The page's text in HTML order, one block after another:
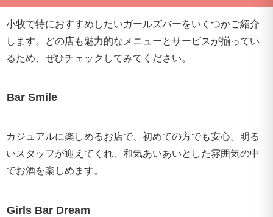
小牧で特におすすめしたいガールズバーをいくつかご紹介
します。どの店も魅力的なメニューとサービスが揃ってい
るため、ぜひチェックしてみてください。
Bar Smile
カジュアルに楽しめるお店で、初めての方でも安心。明る
いスタッフが迎えてくれ、和気あいあいとした雰囲気の中
でお酒を楽しめます。
Girls Bar Dream